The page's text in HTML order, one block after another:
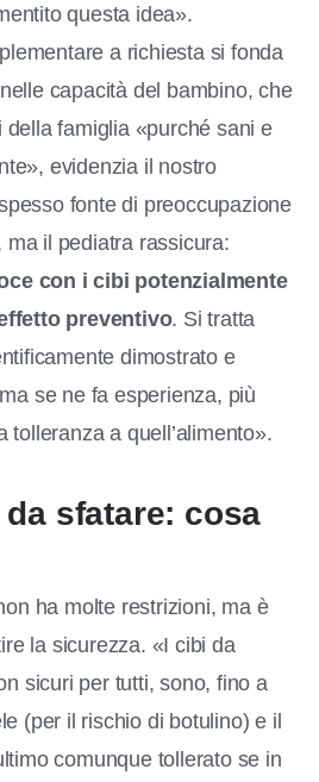
questa idea».
a richiesta si fonda
capacità del bambino, che
della famiglia «purché sani e
evidenzia il nostro
fonte di preoccupazione
il pediatra rassicura:
con i cibi potenzialmente
preventivo. Si tratta
dimostrato e
se ne fa esperienza, più
tolleranza a quell’alimento».
sfatare: cosa
ha molte restrizioni, ma è
la sicurezza. «I cibi da
sicuri per tutti, sono, fino a
(per il rischio di botulino) e il
comunque tollerato se in